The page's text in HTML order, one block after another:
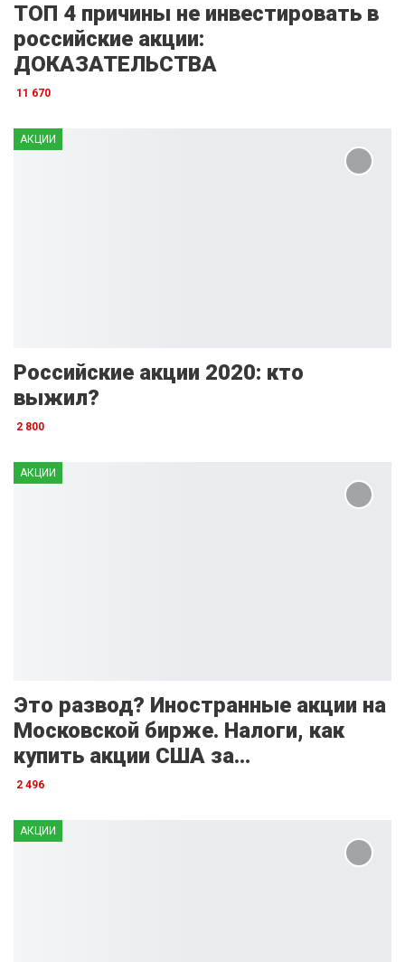
ТОП 4 причины не инвестировать в
российские акции:
ДОКАЗАТЕЛЬСТВА
11 670
АКЦИИ
Российские акции 2020: кто
выжил?
2 800
АКЦИИ
Это развод? Иностранные акции на
Московской бирже. Налоги, как
купить акции США за…
2 496
АКЦИИ